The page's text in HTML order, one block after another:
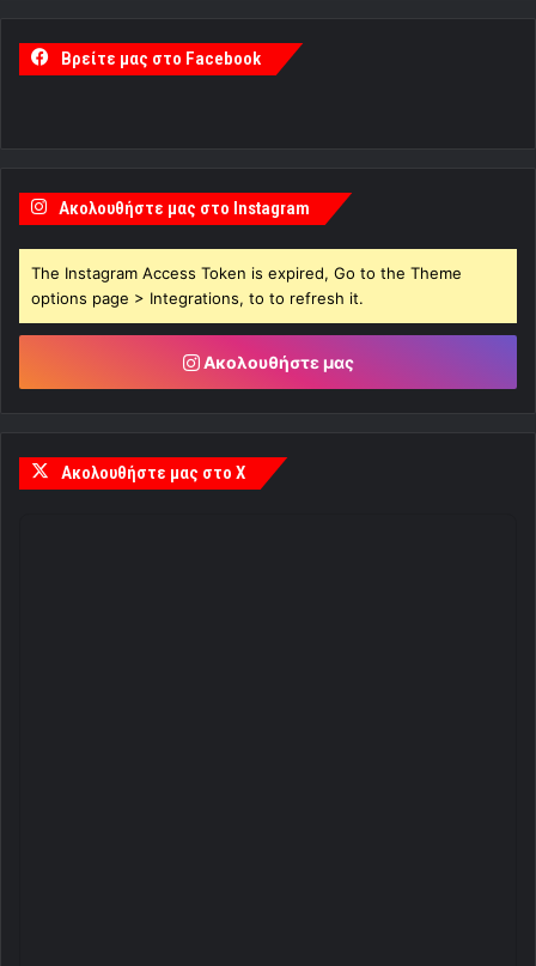
Βρείτε μας στο Facebook
Ακολουθήστε μας στο Instagram
The Instagram Access Token is expired, Go to the Theme
options page > Integrations, to to refresh it.
Ακολουθήστε μας
Ακολουθήστε μας στο X